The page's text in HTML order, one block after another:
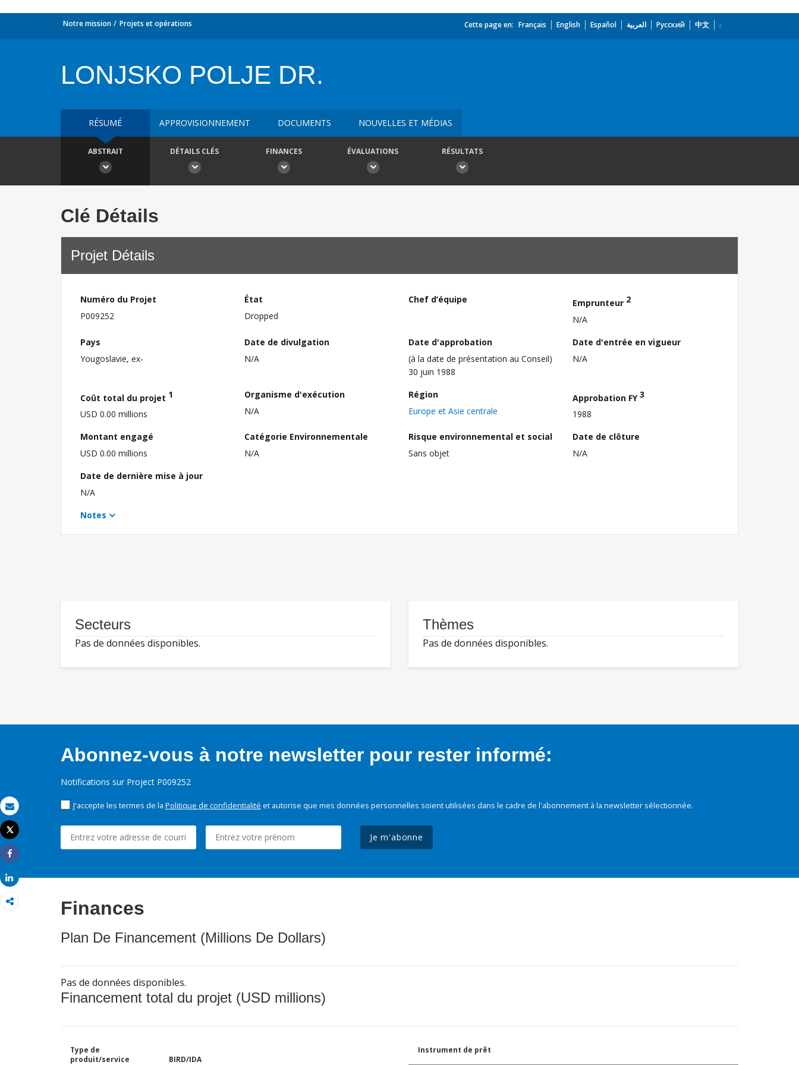
Email
Imprimer
Tweet
Share
Share
Notre mission Projets et opérations Cette page en: Français English Español العربية Русский 中文
LONJSKO POLJE DR.
RÉSUMÉ APPROVISIONNEMENT DOCUMENTS NOUVELLES ET MÉDIAS
ABSTRAIT DÉTAILS CLÉS FINANCES ÉVALUATIONS RÉSULTATS
Clé Détails
Projet Détails
Numéro du Projet
P009252
État
Dropped
Chef d’équipe Emprunteur 2
N/A
Pays
Yougoslavie, ex-
Date de divulgation
N/A
Date d'approbation
(à la date de présentation au Conseil)
30 juin 1988
Date d'entrée en vigueur
N/A
Coût total du projet 1
USD 0.00 millions
Organisme d'exécution
N/A
Région
Europe et Asie centrale
Approbation FY3
1988
Montant engagé
USD 0.00 millions
Catégorie Environnementale
N/A
Risque environnemental et social
Sans objet
Date de clôture
N/A
Date de dernière mise à jour
N/A
Notes
Secteurs
Pas de données disponibles.
Thèmes
Pas de données disponibles.
Abonnez-vous à notre newsletter pour rester informé:
Notifications sur Project P009252
J'accepte les termes de la Politique de confidentialité et autorise que mes données personnelles soient utilisées dans le cadre de l'abonnement à la newsletter sélectionnée.
Je m'abonne
Finances
Plan De Financement (Millions De Dollars)
Pas de données disponibles.
Financement total du projet (USD millions)
Type de
produit/service
BIRD/IDA
Instrument de prêt